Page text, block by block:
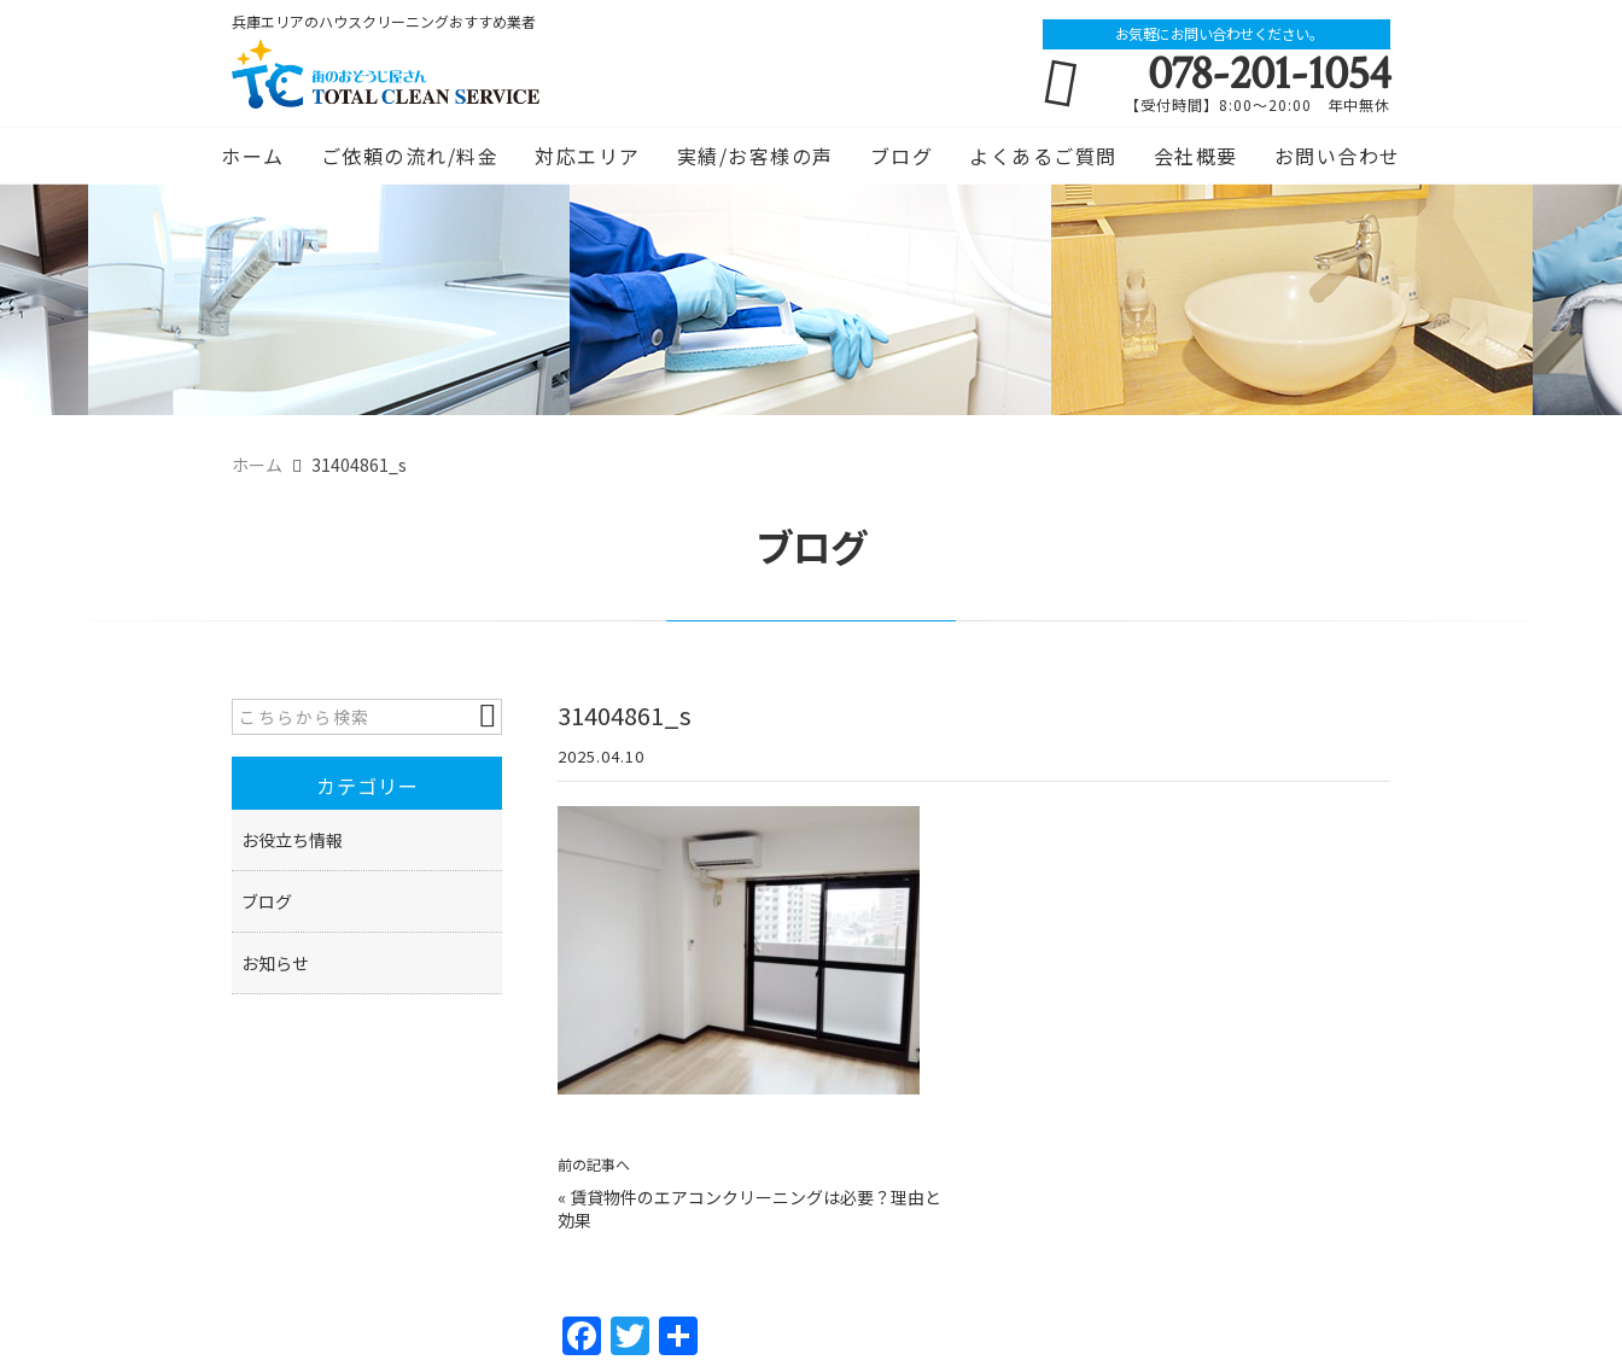
兵庫エリアのハウスクリーニングおすすめ業者
お気軽にお問い合わせください。
078-201-1054
【受付時間】8:00～20:00 年中無休
ホーム ご依頼の流れ/料金 対応エリア 実績/お客様の声 ブログ よくあるご質問 会社概要 お問い合わせ
ホーム 31404861_s
ブログ
31404861_s
2025.04.10
前の記事へ
« 賃貸物件のエアコンクリーニングは必要？理由と
効果
F T
カテゴリー
お役立ち情報
ブログ
お知らせ